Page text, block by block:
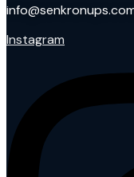
Instagram